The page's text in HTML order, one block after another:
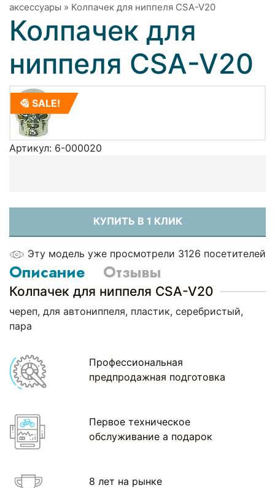
аксессуары » Колпачек для ниппеля CSA-V20
Колпачек для
ниппеля CSA-V20
SALE!
Артикул: 6-000020
КУПИТЬ В 1 КЛИК
Эту модель уже просмотрели 3126 посетителей
Описание Отзывы
Колпачек для ниппеля CSA-V20
череп, для автониппеля, пластик, серебристый,
пара
Профессиональная
предпродажная подготовка
Первое техническое
обслуживание а подарок
8 лет на рынке